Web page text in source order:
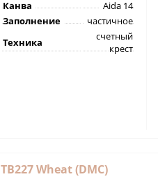
Канва
Aida 14
Заполнение
частичное
Техника
счетный
крест
TB227 Wheat (DMC)